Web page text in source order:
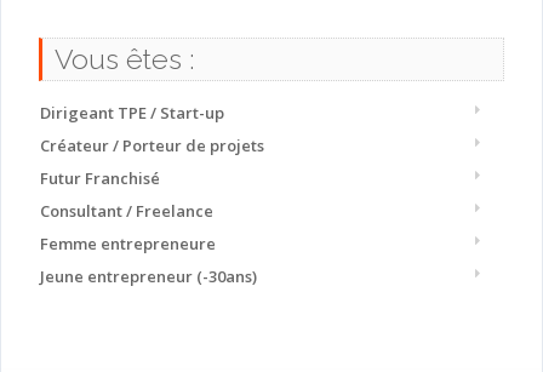
Vous êtes :
Dirigeant TPE / Start-up
Créateur / Porteur de projets
Futur Franchisé
Consultant / Freelance
Femme entrepreneure
Jeune entrepreneur (-30ans)